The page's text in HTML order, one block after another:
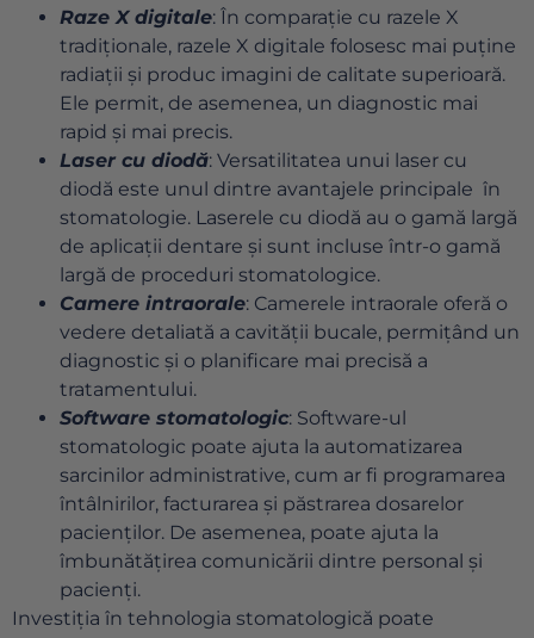
Raze X digitale: În comparație cu razele X
tradiționale, razele X digitale folosesc mai puține
radiații și produc imagini de calitate superioară.
Ele permit, de asemenea, un diagnostic mai
rapid și mai precis.
Laser cu diodă: Versatilitatea unui laser cu
diodă este unul dintre avantajele principale în
stomatologie. Laserele cu diodă au o gamă largă
de aplicații dentare și sunt incluse într-o gamă
largă de proceduri stomatologice.
Camere intraorale: Camerele intraorale oferă o
vedere detaliată a cavității bucale, permițând un
diagnostic și o planificare mai precisă a
tratamentului.
Software stomatologic: Software-ul
stomatologic poate ajuta la automatizarea
sarcinilor administrative, cum ar fi programarea
întâlnirilor, facturarea și păstrarea dosarelor
pacienților. De asemenea, poate ajuta la
îmbunătățirea comunicării dintre personal și
pacienți.
Investiția în tehnologia stomatologică poate